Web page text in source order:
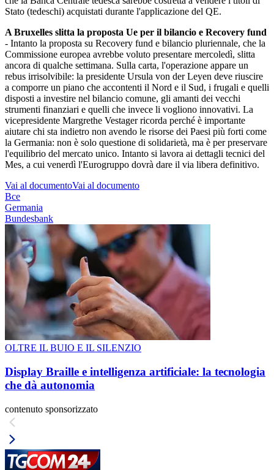
Stato (tedeschi) acquistati durante l'applicazione del QE.
A Bruxelles slitta la proposta Ue per il bilancio e Recovery fund
- Intanto la proposta su Recovery fund e bilancio pluriennale, che la
Commissione europea avrebbe voluto presentare mercoledì, slitta
ancora di qualche settimana. Sulla carta, l'operazione appare un
rebus irrisolvibile: la presidente Ursula von der Leyen deve riuscire
a comporre un piano che accontenti il Nord e il Sud, i frugali e quelli
disposti a investire nel bilancio comune, gli amanti dei vecchi
strumenti finanziari e quelli che invece li vogliono innovativi. La
vicepresidente Margrethe Vestager ricorda perché è importante
aiutare chi sta indietro non avendo le risorse dei Paesi più forti come
la Germania: non è solo questione di solidarietà, ma è per preservare
l'equilibrio del mercato unico. Intanto si lavora ai dettagli tecnici del
Mes, a cui venerdì l'Eurogruppo dovrà dare il via libera definitivo.
Vai al documentoVai al documento
Bce
Germania
Bundesbank
OLTRE IL BUIO E IL SILENZIO
Display Braille e intelligenza artificiale: la tecnologia
che dà autonomia
contenuto sponsorizzato